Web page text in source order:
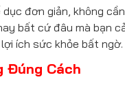
đơn giản, không
bất cứ đâu mà bạn
ích sức khỏe bất ngờ.
Đúng Cách